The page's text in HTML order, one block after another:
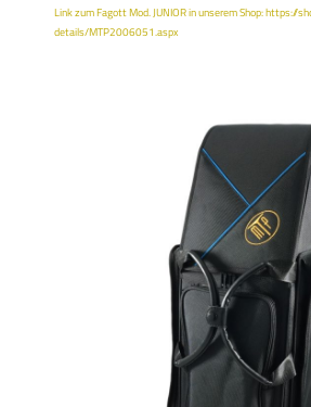
Link zum Fagott Mod. JUNIOR in unserem Shop: https://
details/MTP2006051.aspx